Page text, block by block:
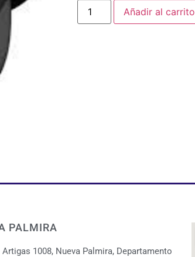
Añadir al carrito
PALMIRA
Artigas 1008, Nueva Palmira, Departamento